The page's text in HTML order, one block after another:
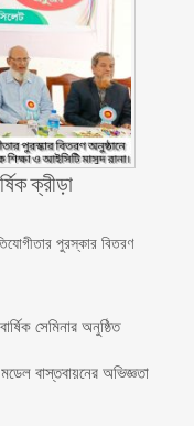
ক্রীড়া
পুরস্কার বিতরণ
সেমিনার অনুষ্ঠিত
বাস্তবায়নের অভিজ্ঞতা